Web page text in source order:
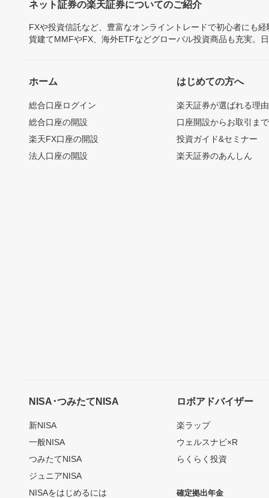
ネット証券の楽天証券についてのご紹介
FXや投資信託など、豊富なオンライントレードで初心者にも
貨建てMMFやFX、海外ETFなどグローバル投資商品も充実。
ホーム
総合口座ログイン
総合口座の開設
楽天FX口座の開設
法人口座の開設
はじめての方へ
楽天証券が選ばれる理由
口座開設からお取引ま
投資ガイド&セミナー
楽天証券のあんしん
NISA･つみたてNISA
新NISA
一般NISA
つみたてNISA
ジュニアNISA
NISAをはじめるには
ロボアドバイザー
楽ラップ
ウェルスナビ×R
らくらく投資
確定拠出年金